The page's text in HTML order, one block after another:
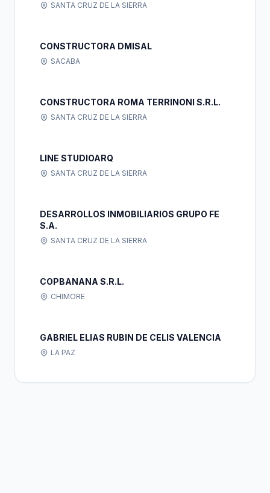
SANTA CRUZ DE LA SIERRA
CONSTRUCTORA DMISAL
SACABA
CONSTRUCTORA ROMA TERRINONI S.R.L.
SANTA CRUZ DE LA SIERRA
LINE STUDIOARQ
SANTA CRUZ DE LA SIERRA
DESARROLLOS INMOBILIARIOS GRUPO FE
S.A.
SANTA CRUZ DE LA SIERRA
COPBANANA S.R.L.
CHIMORE
GABRIEL ELIAS RUBIN DE CELIS VALENCIA
LA PAZ